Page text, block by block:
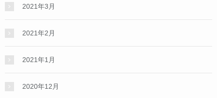
2021年3月
2021年2月
2021年1月
2020年12月